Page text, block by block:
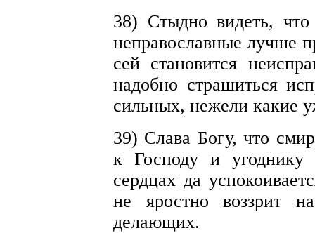
38) Стыдно видеть,
неправославные лучше
сей становится
надобно страшиться
сильных, нежели какие
39) Слава Богу, что
к Господу и
сердцах да
не яростно воззрит
делающих.